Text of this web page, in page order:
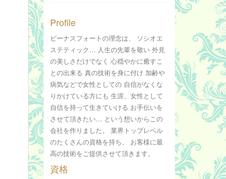
Profile
ビーナスフォートの理念は、 ソシオエ
ステティック… 人生の先輩を敬い 外見
の美しさだけでなく 心穏やかに癒すこ
との出来る 真の技術を身に付け 加齢や
病気などで女性としての 自信がなくな
りかけている方にも 生涯、女性として
自信を持って生きていける お手伝いを
させて頂きたい… という想いからこの
会社を作りました。 業界トップレベル
のたくさんの資格を持ち、 お客様に最
高の技術をご提供させて頂きます。
資格